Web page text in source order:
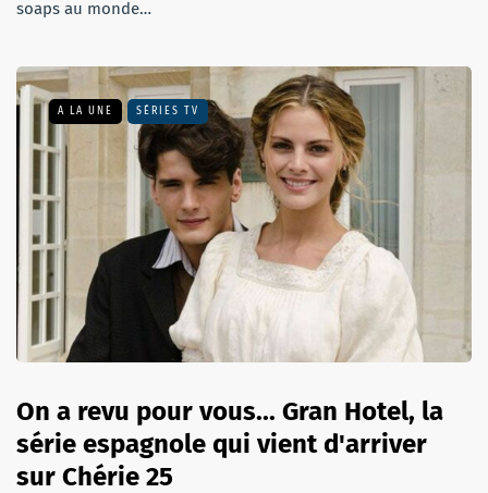
soaps au monde…
A LA UNE SÉRIES TV
On a revu pour vous... Gran Hotel, la
série espagnole qui vient d'arriver
sur Chérie 25